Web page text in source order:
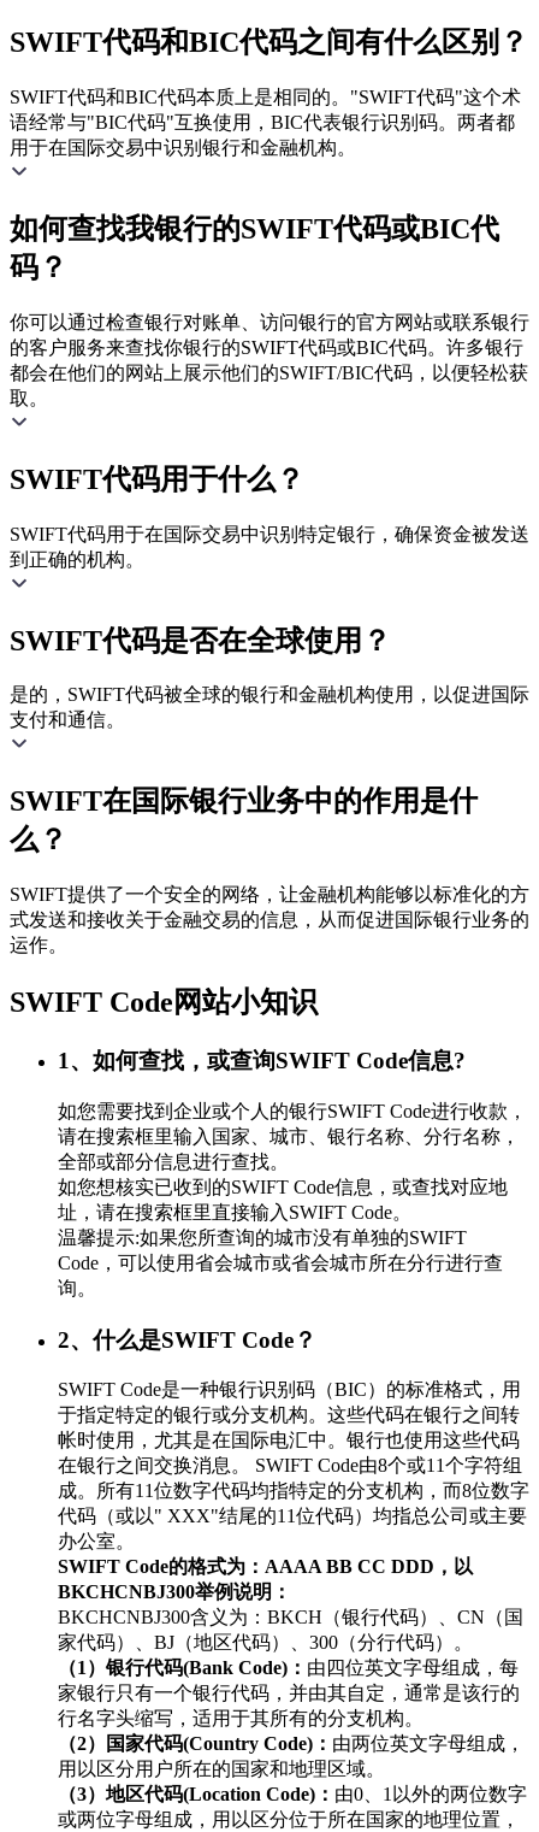
SWIFT代码和BIC代码之间有什么区别？
SWIFT代码和BIC代码本质上是相同的。"SWIFT代码"这个术
语经常与"BIC代码"互换使用，BIC代表银行识别码。两者都
用于在国际交易中识别银行和金融机构。
如何查找我银行的SWIFT代码或BIC代
码？
你可以通过检查银行对账单、访问银行的官方网站或联系银行
的客户服务来查找你银行的SWIFT代码或BIC代码。许多银行
都会在他们的网站上展示他们的SWIFT/BIC代码，以便轻松获
取。
SWIFT代码用于什么？
SWIFT代码用于在国际交易中识别特定银行，确保资金被发送
到正确的机构。
SWIFT代码是否在全球使用？
是的，SWIFT代码被全球的银行和金融机构使用，以促进国际
支付和通信。
SWIFT在国际银行业务中的作用是什
么？
SWIFT提供了一个安全的网络，让金融机构能够以标准化的方
式发送和接收关于金融交易的信息，从而促进国际银行业务的
运作。
SWIFT Code网站小知识
1、如何查找，或查询SWIFT Code信息?
如您需要找到企业或个人的银行SWIFT Code进行收款，
请在搜索框里输入国家、城市、银行名称、分行名称，
全部或部分信息进行查找。
如您想核实已收到的SWIFT Code信息，或查找对应地
址，请在搜索框里直接输入SWIFT Code。
温馨提示:如果您所查询的城市没有单独的SWIFT
Code，可以使用省会城市或省会城市所在分行进行查
询。
2、什么是SWIFT Code？
SWIFT Code是一种银行识别码（BIC）的标准格式，用
于指定特定的银行或分支机构。这些代码在银行之间转
帐时使用，尤其是在国际电汇中。银行也使用这些代码
在银行之间交换消息。 SWIFT Code由8个或11个字符组
成。所有11位数字代码均指特定的分支机构，而8位数字
代码（或以" XXX"结尾的11位代码）均指总公司或主要
办公室。
SWIFT Code的格式为：AAAA BB CC DDD，以
BKCHCNBJ300举例说明：
BKCHCNBJ300含义为：BKCH（银行代码）、CN（国
家代码）、BJ（地区代码）、300（分行代码）。
（1）银行代码(Bank Code)： 由四位英文字母组成，每
家银行只有一个银行代码，并由其自定，通常是该行的
行名字头缩写，适用于其所有的分支机构。
（2）国家代码(Country Code)： 由两位英文字母组成，
用以区分用户所在的国家和地理区域。
（3）地区代码(Location Code)： 由0、1以外的两位数字
或两位字母组成，用以区分位于所在国家的地理位置，